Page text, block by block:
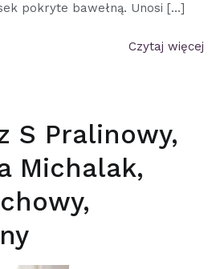
pokryte bawełną. Unosi […]
Czytaj więcej
S Pralinowy,
Michalak,